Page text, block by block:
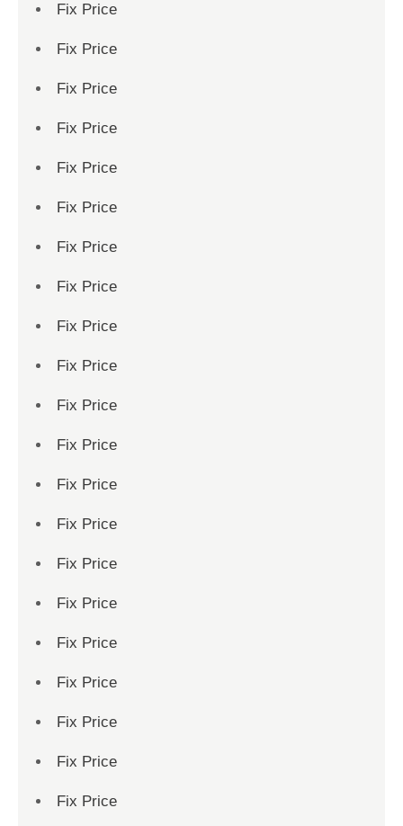
Fix Price
Fix Price
Fix Price
Fix Price
Fix Price
Fix Price
Fix Price
Fix Price
Fix Price
Fix Price
Fix Price
Fix Price
Fix Price
Fix Price
Fix Price
Fix Price
Fix Price
Fix Price
Fix Price
Fix Price
Fix Price